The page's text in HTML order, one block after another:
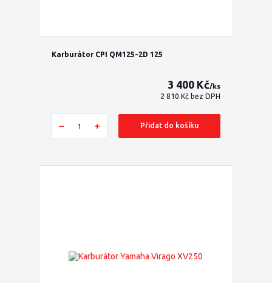
Karburátor CPI QM125-2D 125
3 400 Kč/ks
2 810 Kč bez DPH
Přidat do košíku